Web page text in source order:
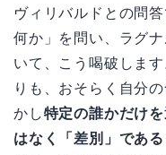
ヴィリバルドとの問
何か」を問い、ラグ
いて、こう喝破しま
りも、おそらく自分
かし特定の誰かだけ
はなく「差別」である